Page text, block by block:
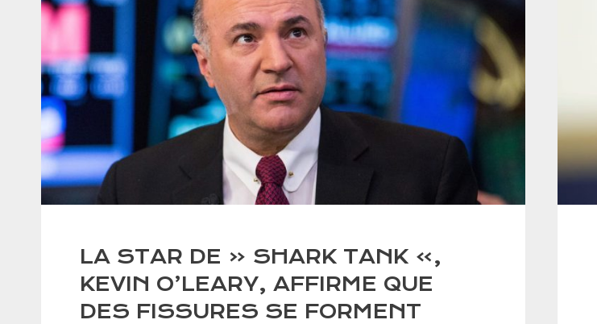
LA STAR DE « SHARK TANK »,
KEVIN O’LEARY, AFFIRME QUE
DES FISSURES SE FORMENT